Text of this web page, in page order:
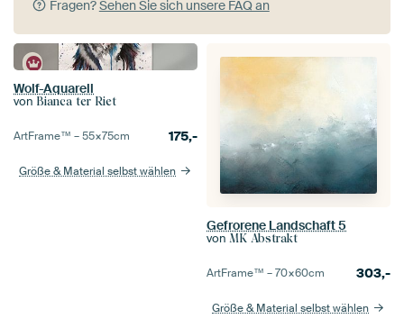
Fragen?Sehen Sie sich unsere FAQ an
Wolf-Aquarell
von Bianca ter Riet
ArtFrame™ –55×75cm 175,-
Größe & Material selbst wählen
Gefrorene Landschaft 5
von MK Abstrakt
ArtFrame™ –70×60cm 303,-
Größe & Material selbst wählen